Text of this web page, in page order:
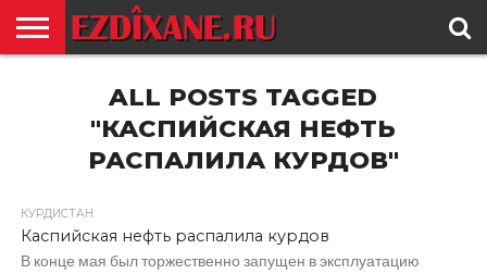
ЕЗИДИЗМ
НОВОСТИ
ИСТОРИЯ
КУЛЬТУРА
КОНТАКТALL POSTS TAGGED
"КАСПИЙСКАЯ НЕФТЬ
РАСПАЛИЛА КУРДОВ"
КУРДИСТАН
Каспийская нефть распалила курдов
В конце мая был торжественно запущен в эксплуатацию